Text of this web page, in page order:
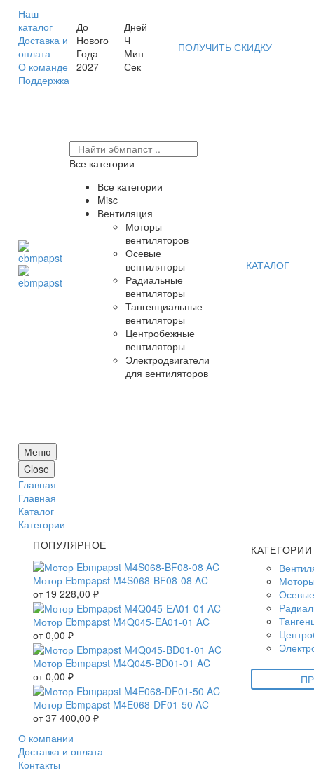
Наш
каталог
Доставка и
оплата
О команде
Поддержка
До
Нового
Года
2027
Дней
Ч
Мин
Сек
ПОЛУЧИТЬ СКИДКУ
Все категории
Все категории
Misc
Вентиляция
Моторы
вентиляторов
Осевые
вентиляторы
Радиальные
вентиляторы
Тангенциальные
вентиляторы
Центробежные
вентиляторы
Электродвигатели
для вентиляторов
КАТАЛОГ
Меню
Close
Главная
Главная
Каталог
Категории
ПОПУЛЯРНОЕ
Мотор Ebmpapst M4S068-BF08-08 AC
от 19 228,00 ₽
Мотор Ebmpapst M4Q045-EA01-01 AC
от0,00 ₽
Мотор Ebmpapst M4Q045-BD01-01 AC
от0,00 ₽
Мотор Ebmpapst M4E068-DF01-50 AC
от37 400,00 ₽
КАТЕГОРИИ
О компании
Доставка и оплата
Контакты